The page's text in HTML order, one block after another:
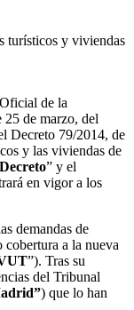
turísticos y viviendas
de la
de marzo, del
Decreto 79/2014, de
y las viviendas de
Decreto” y el
en vigor a los
demandas de
a la nueva
”). Tras su
del Tribunal
) que lo han